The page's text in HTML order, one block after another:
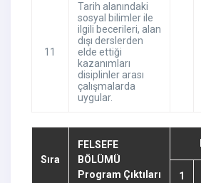
11
Tarih alanındaki
sosyal bilimler ile
ilgili becerileri, alan
dışı derslerden
elde ettiği
kazanımları
disiplinler arası
çalışmalarda
uygular.
Sıra
FELSEFE
BÖLÜMÜ
Program Çıktıları
1